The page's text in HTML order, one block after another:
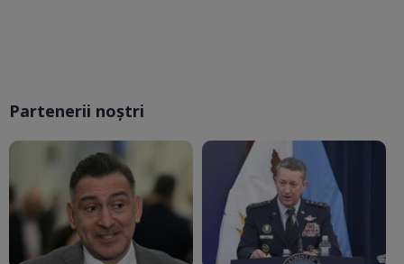
Partenerii noștri